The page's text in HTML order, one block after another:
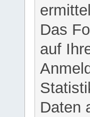
Das
auf
Daten